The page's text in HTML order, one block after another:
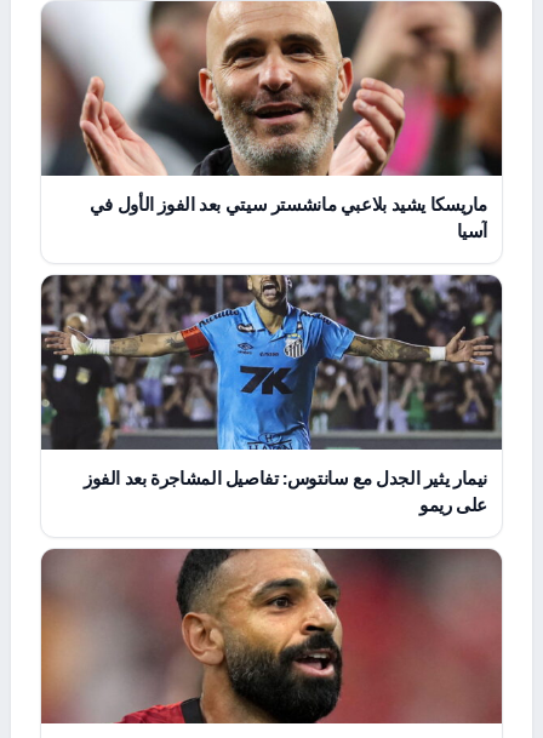
ماريسكا يشيد بلاعبي مانشستر سيتي بعد الفوز الأول في
آسيا
نيمار يثير الجدل مع سانتوس: تفاصيل المشاجرة بعد الفوز
على ريمو